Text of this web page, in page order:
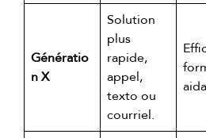
Génératio
n X
Solution
plus
rapide,
appel,
texto ou
courriel.